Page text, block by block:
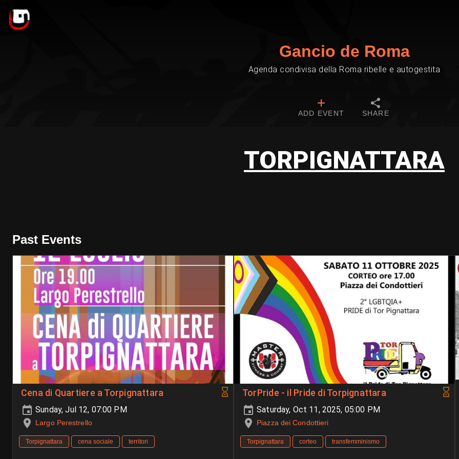
Gancio de Roma
Agenda condivisa della Roma ribelle e autogestita
ADD EVENT SHARE
TORPIGNATTARA
Past Events
Cena di Quartiere a Torpignattara
Sunday, Jul 12, 07:00 PM
Largo Perestrello
Torpignattara cena sociale territori
TorPride - il Pride di Torpignattara
Saturday, Oct 11, 2025, 05:00 PM
Piazza dei Condottieri
Torpignattara corteo transfemminismo